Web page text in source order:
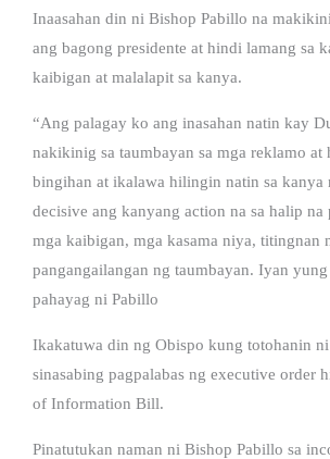
Inaasahan din ni Bishop Pabillo na
ang bagong presidente at hindi lamang sa
kaibigan at malalapit sa kanya.
“Ang palagay ko ang inasahan natin kay
nakikinig sa taumbayan sa mga reklamo
bingihan at ikalawa hilingin natin sa kanya
decisive ang kanyang action na sa halip na
mga kaibigan, mga kasama niya, titingnan
pangangailangan ng taumbayan. Iyan
pahayag ni Pabillo
Ikakatuwa din ng Obispo kung totohanin
sinasabing pagpalabas ng executive order
of Information Bill.
Pinatutukan naman ni Bishop Pabillo sa